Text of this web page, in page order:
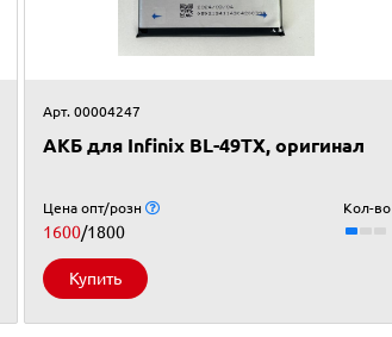
Арт. 00004247
АКБ для Infinix BL-49TX, оригинал
Цена опт/розн
1600/1800
Кол-во
Купить